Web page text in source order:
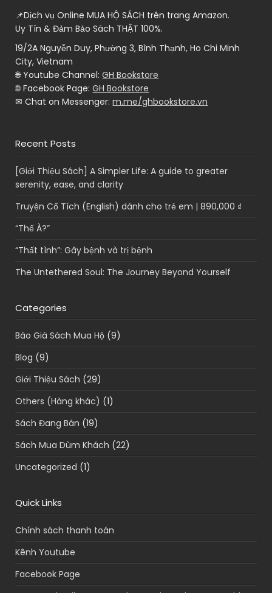
📌Dịch vụ Online MUA HỘ SÁCH trên trang Amazon.
Uy Tín & Đảm Bảo Sách THẬT 100%.
19/2A Nguyễn Duy, Phường 3, Bình Thạnh, Ho Chi Minh
City, Vietnam
🌐 Youtube Channel:GH Bookstore
🌐 Facebook Page:GH Bookstore
✉ Chat on Messenger:m.me/ghbookstore.vn
Recent Posts
[Giới Thiệu Sách] A Simpler Life: A guide to greater
serenity, ease, and clarity
Truyện Cổ Tích (English) dành cho trẻ em | 890,000 ₫
“Thế À?”
“Thất tình”: Gây bệnh và trị bệnh
The Untethered Soul: The Journey Beyond Yourself
Categories
Báo Giá Sách Mua Hộ (9)
Blog (9)
Giới Thiệu Sách (29)
Others (Hàng khác) (1)
Sách Đang Bán (19)
Sách Mua Dùm Khách (22)
Uncategorized (1)
Quick Links
Chính sách thanh toán
Kênh Youtube
Facebook Page